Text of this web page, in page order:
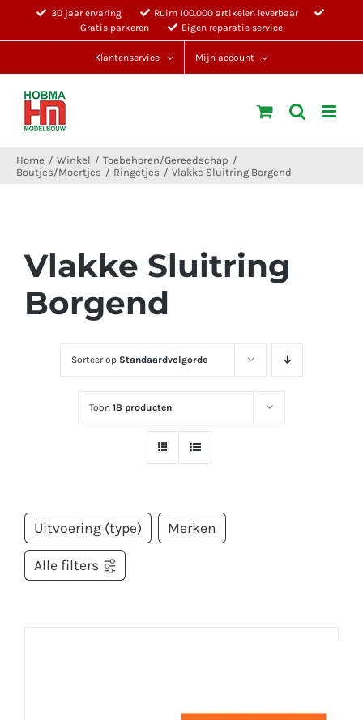
30 jaar ervaring
Ruim 100.000 artikelen leverbaar
Gratis parkeren
Eigen reparatie service
Klantenservice Mijn account
Home Winkel
Toebehoren/Gereedschap
Boutjes/Moertjes
Ringetjes Vlakke Sluitring Borgend
Vlakke Sluitring
Borgend
Sorteer op Standaardvolgorde
Toon18 producten
Uitvoering (type) Merken
Alle filters